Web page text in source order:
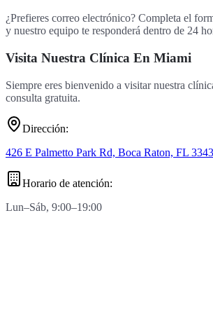
¿Prefieres correo electrónico? Completa el
y nuestro equipo te responderá dentro de 24
Visita Nuestra Clínica En Miami
Siempre eres bienvenido a visitar nuestra
consulta gratuita.
Dirección:
426 E Palmetto Park Rd, Boca Raton, FL
Horario de atención:
Lun–Sáb, 9:00–19:00